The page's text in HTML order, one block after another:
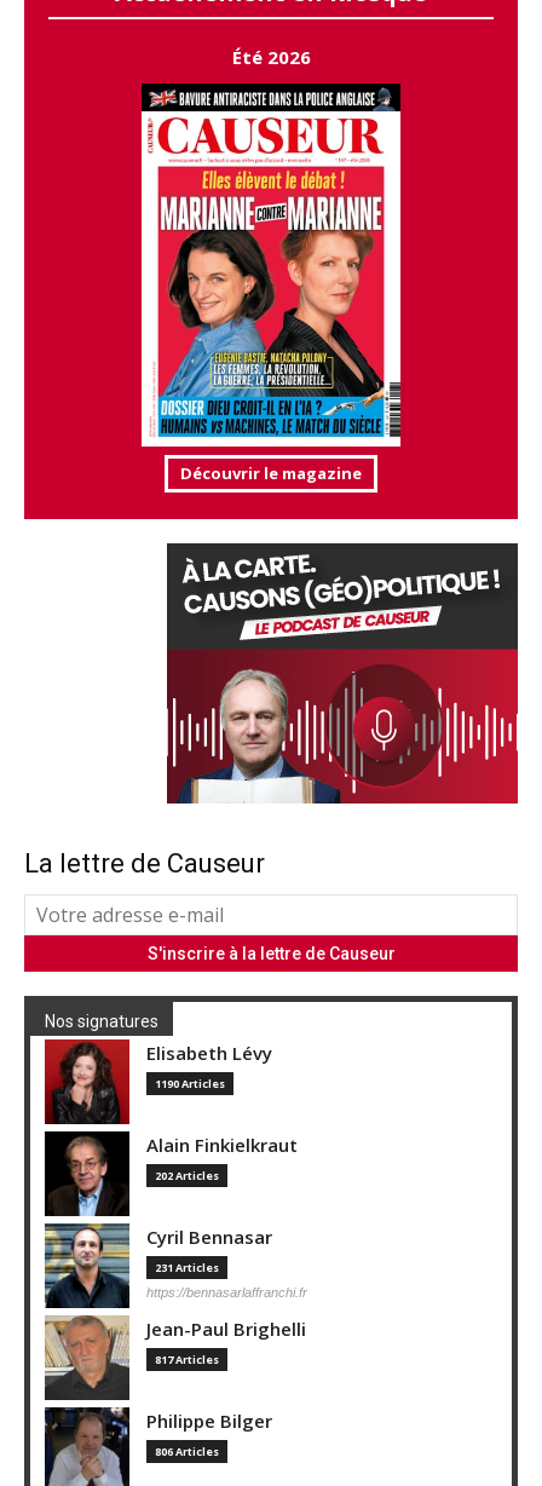
Été 2026
Découvrir le magazine
La lettre de Causeur
Nos signatures
Elisabeth Lévy
1190 Articles
Alain Finkielkraut
202 Articles
Cyril Bennasar
231 Articles
https://bennasarlaffranchi.fr
Jean-Paul Brighelli
817 Articles
Philippe Bilger
806 Articles